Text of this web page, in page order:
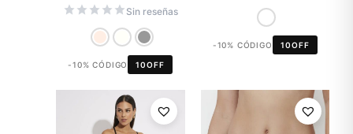
Sin reseñas
-10% CÓDIGO 10OFF
-10% CÓDIGO 10OFF